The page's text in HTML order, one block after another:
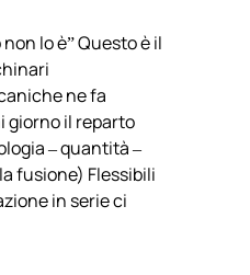
lo è” Questo è il
ne fa
giorno il reparto
– quantità –
fusione) Flessibili
in serie ci